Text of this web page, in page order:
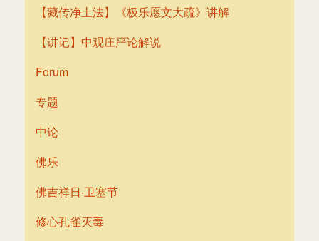
【藏传净土法】《极乐愿文大疏》讲解
【讲记】中观庄严论解说
Forum
专题
中论
佛乐
佛吉祥日·卫塞节
修心孔雀灭毒